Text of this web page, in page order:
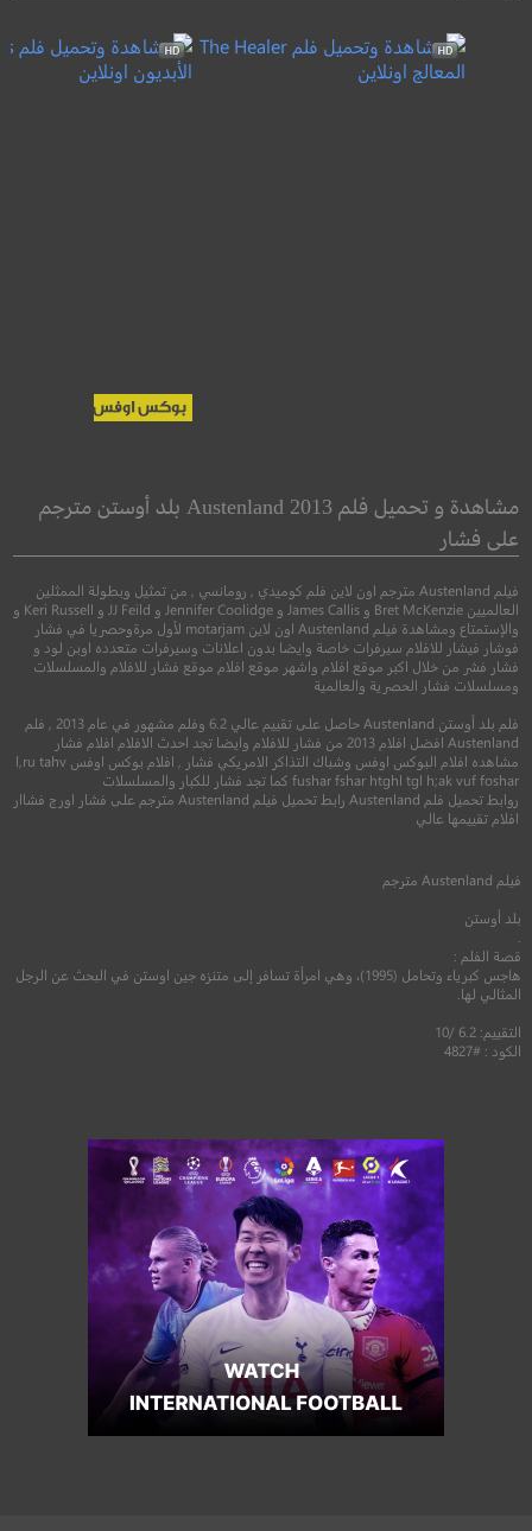
المعالج
6.2
6.9
مشاهدة و تحميل فلم Austenland 2013 بلد أوستن مترجم
على فشار
فيلم Austenland مترجم اون لاين فلم كوميدي , رومانسي , من تمثيل وبطولة الممثلين
العالميين Bret McKenzie و James Callis و Jennifer Coolidge و JJ Feild و Keri Russell و
والإستمتاع ومشاهدة فيلم Austenland اون لاين motarjam لأول مرةوحصريا في فشار
فوشار فيشار للافلام سيرفرات خاصة وايضا بدون اعلانات وسيرفرات متعدده اوبن لود و
فشار فشر من خلال اكبر موقع افلام واشهر موقع افلام موقع فشار للافلام والمسلسلات
ومسلسلات فشار الحصرية والعالمية
فلم بلد أوستن Austenland حاصل على تقييم عالي 6.2 وفلم مشهور في عام 2013 , فلم
Austenland افضل افلام 2013 من فشار للافلام وايضا تجد احدث الافلام افلام فشار
مشاهده افلام البوكس اوفس وشباك التذاكر الامريكي فشار , افلام بوكس اوفس l,ru tahv
fushar fshar htghl tgl h;ak vuf foshar كما تجد فشار للكبار والمسلسلات
روابط تحميل فلم Austenland رابط تحميل فيلم Austenland مترجم على فشار اورج فشاار
افلام تقييمها عالي
فيلم Austenland مترجم
بلد أوستن
قصة الفلم :
هاجس كبرياء وتحامل (1995)، وهي امرأة تسافر إلى متنزه جين اوستن في البحث عن الرجل
المثالي لها.
التقييم: 6.2 /10
الكود : #4827